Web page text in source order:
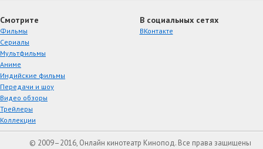
Смотрите
Фильмы
Сериалы
Мультфильмы
Аниме
Индийские фильмы
Передачи и шоу
Видео обзоры
Трейлеры
Коллекции
В социальных сетях
ВКонтакте
© 2009–2016, Онлайн кинотеатр Кинопод. Все права защищены